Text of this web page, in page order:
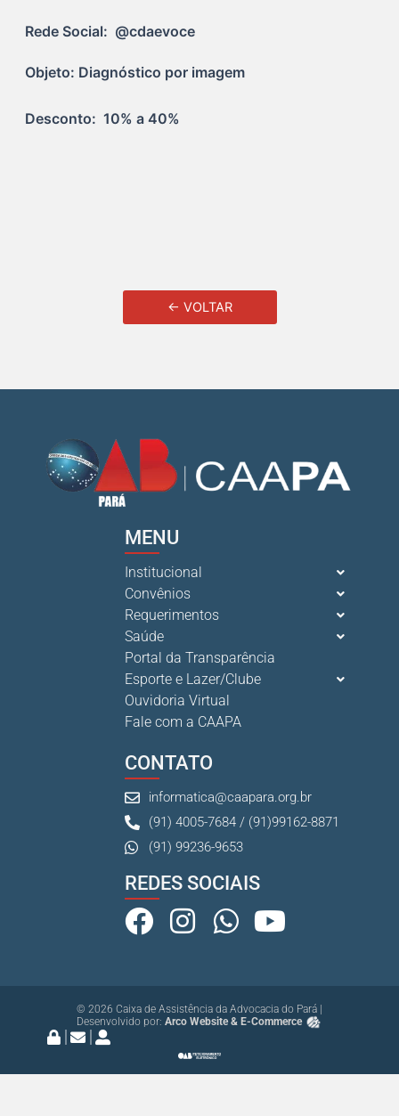
Rede Social:  @cdaevoce
Objeto: Diagnóstico por imagem
Desconto:  10% a 40%
← VOLTAR
MENU
Institucional
Convênios
Requerimentos
Saúde
Portal da Transparência
Esporte e Lazer/Clube
Ouvidoria Virtual
Fale com a CAAPA
CONTATO
informatica@caapara.org.br
(91) 4005-7684 / (91)99162-8871
(91) 99236-9653
REDES SOCIAIS
© 2026 Caixa de Assistência da Advocacia do Pará |
Desenvolvido por: Arco Website & E-Commerce